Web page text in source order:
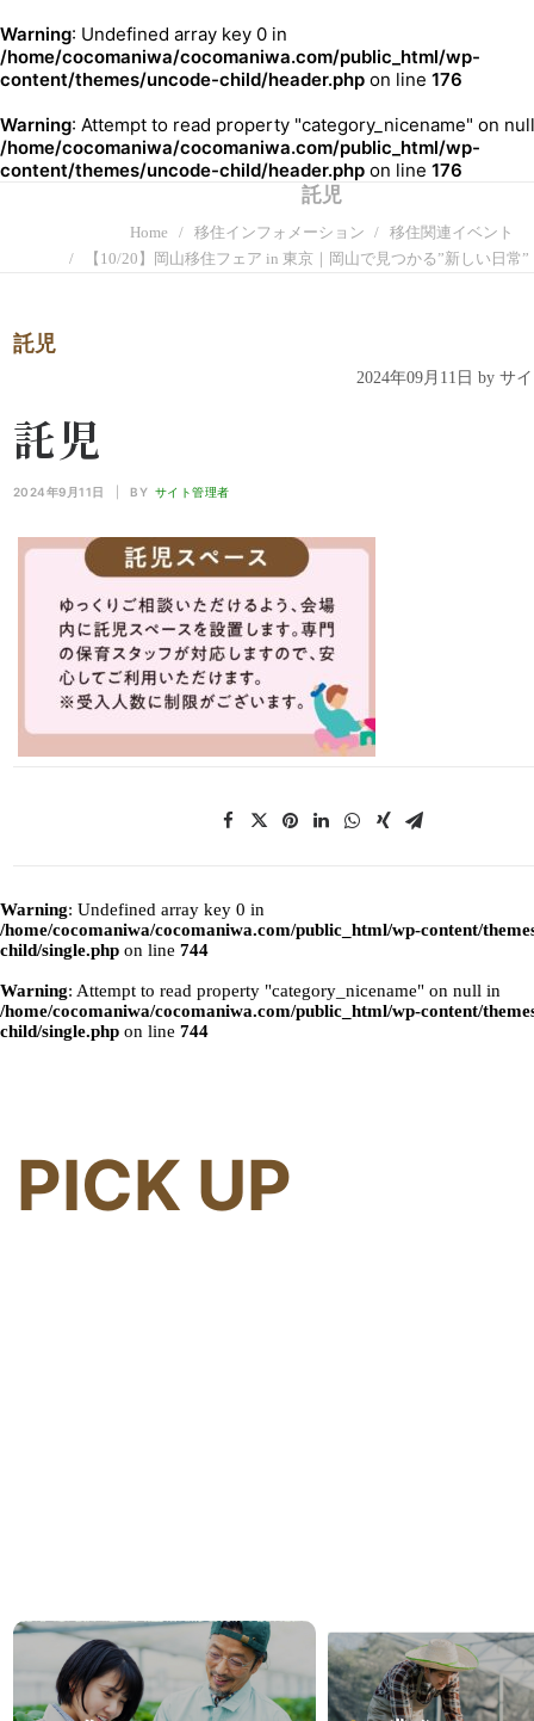
Warning: Undefined array key 0 in
/home/cocomaniwa/cocomaniwa.com/public_html/wp-
content/themes/uncode-child/header.php on line 176
Warning: Attempt to read property "category_nicename" on
/home/cocomaniwa/cocomaniwa.com/public_html/wp-
content/themes/uncode-child/header.php on line 176
託児
Home 移住インフォメーション
移住関連イベント
【10/20】岡山移住フェア in 東京｜岡山で見つかる”新しい日常”
託児
2024年09月11日 by サ
託児
2024年9月11日 BY サイト管理者
Warning: Undefined array key 0 in
/home/cocomaniwa/cocomaniwa.com/public_html/wp-content/
child/single.php on line 744
Warning: Attempt to read property "category_nicename" on null in
/home/cocomaniwa/cocomaniwa.com/public_html/wp-content/
child/single.php on line 744
PICK UP